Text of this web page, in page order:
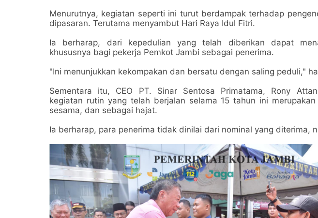
Menurutnya, kegiatan seperti ini turut berdampak terhadap
dipasaran. Terutama menyambut Hari Raya Idul Fitri.
Ia berharap, dari kepedulian yang telah diberikan dapat
khususnya bagi pekerja Pemkot Jambi sebagai penerima.
"Ini menunjukkan kekompakan dan bersatu dengan saling peduli,"
Sementara itu, CEO PT. Sinar Sentosa Primatama, Rony
kegiatan rutin yang telah berjalan selama 15 tahun ini
sesama, dan sebagai hajat.
Ia berharap, para penerima tidak dinilai dari nominal yang diterima,